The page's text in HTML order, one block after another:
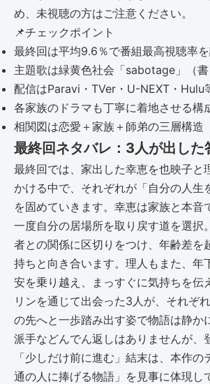
め、未視聴の方はご注意ください。
📌チェックポイント
最終回は平均9.6％で番組最高視聴率
主題歌は緑黄色社会「sabotage」（書
配信はParavi・TVer・U-NEXT・Hulu
各家族のドラマも丁寧に着地させる構
相関図は恋愛＋家族＋師弟の三層構造
最終回ネタバレ：3人が出した
最終回では、家出した幸恵を也映子と
かける中で、それぞれが「自分の人生
を固めていきます。幸恵は家族と本音
一度自分の居場所を取り戻す道を選択
者との関係に区切りをつけ、年齢差を
持ちと向き合います。理人もまた、年
安を乗り越え、まっすぐに気持ちを
リンを通じて出会った3人が、それぞ
の先へと一歩踏み出す姿で物語は静か
派手などんでん返しはありませんが、
「少しだけ前に進む」結末は、本作
通の人に捧げる物語」を見事に体現し